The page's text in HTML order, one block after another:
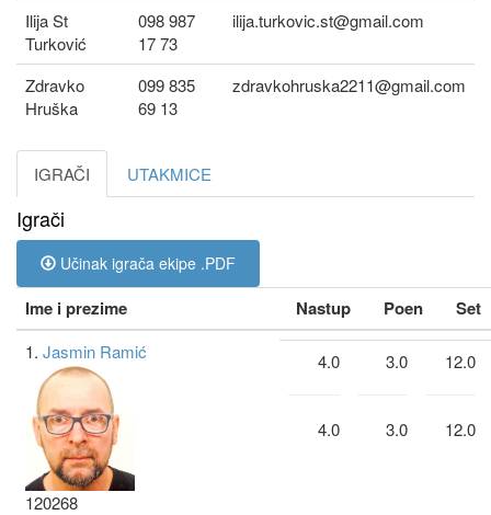
Ilija St
Turković
098 987
17 73
ilija.turkovic.st@gmail.com
Zdravko
Hruška
099 835
69 13
zdravkohruska2211@gmail.com
IGRAČI UTAKMICE
Igrači
Učinak igrača ekipe .PDF
Ime i prezime Nastup Poen Set
1. Jasmin Ramić
120268
4.0
4.0
3.0
3.0
12.0
12.0